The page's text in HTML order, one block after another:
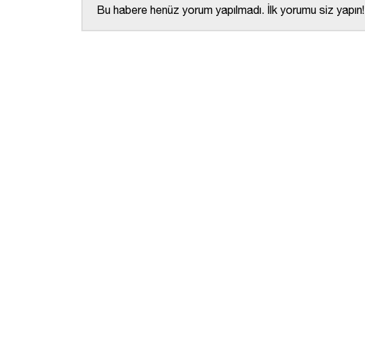
Bu habere henüz yorum yapılmadı. İlk yorumu siz yapın!